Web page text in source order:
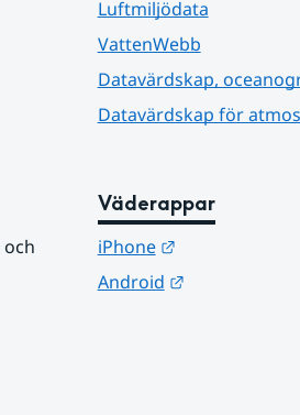
Luftmiljödata
VattenWebb
Datavärdskap,
Datavärdskap för
Väderappar
iPhone
Länk till annan
Android
Länk till